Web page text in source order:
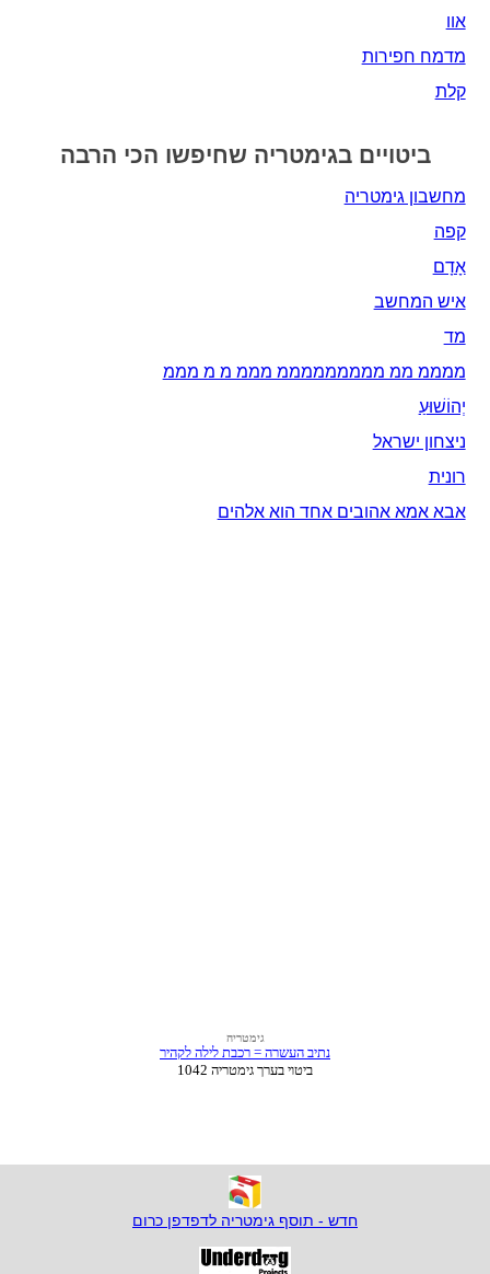
אוו
מדמח חפירות
קלת
ביטויים בגימטריה שחיפשו הכי הרבה
מחשבון גימטריה
קפה
אָדָם‎
איש המחשב
מד
ממממ ממ מממממממממ מממ מ מ מממ
יְהוֹשׁוּעַ
ניצחון ישראל
רונית
אבא אמא אהובים אחד הוא אלהים
חדש - תוסף גימטריה לדפדפן כרום